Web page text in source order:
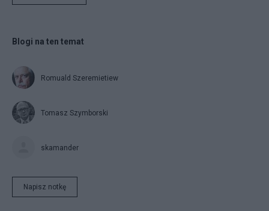
Blogi na ten temat
Romuald Szeremietiew
Tomasz Szymborski
skamander
Napisz notkę